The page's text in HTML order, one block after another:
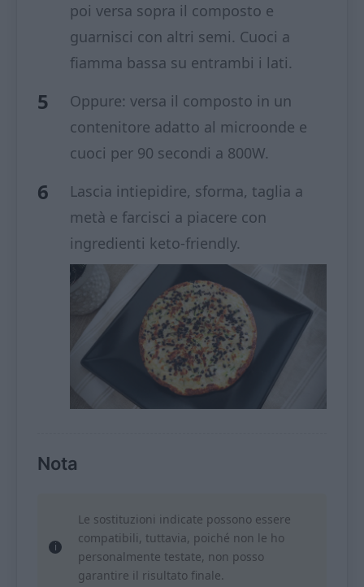
poi versa sopra il composto e
guarnisci con altri semi. Cuoci a
fiamma bassa su entrambi i lati.
Oppure: versa il composto in un
contenitore adatto al microonde e
cuoci per 90 secondi a 800W.
Lascia intiepidire, sforma, taglia a
metà e farcisci a piacere con
ingredienti keto-friendly.
Nota
Le sostituzioni indicate possono essere
compatibili, tuttavia, poiché non le ho
personalmente testate, non posso
garantire il risultato finale.